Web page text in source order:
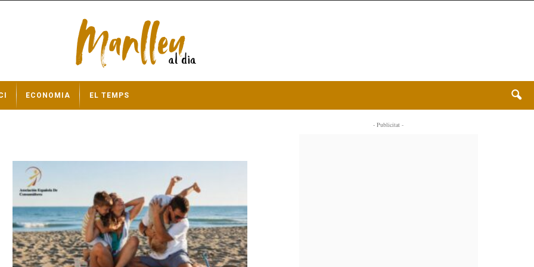
ECONOMIA EL TEMPS
- Publicitat -